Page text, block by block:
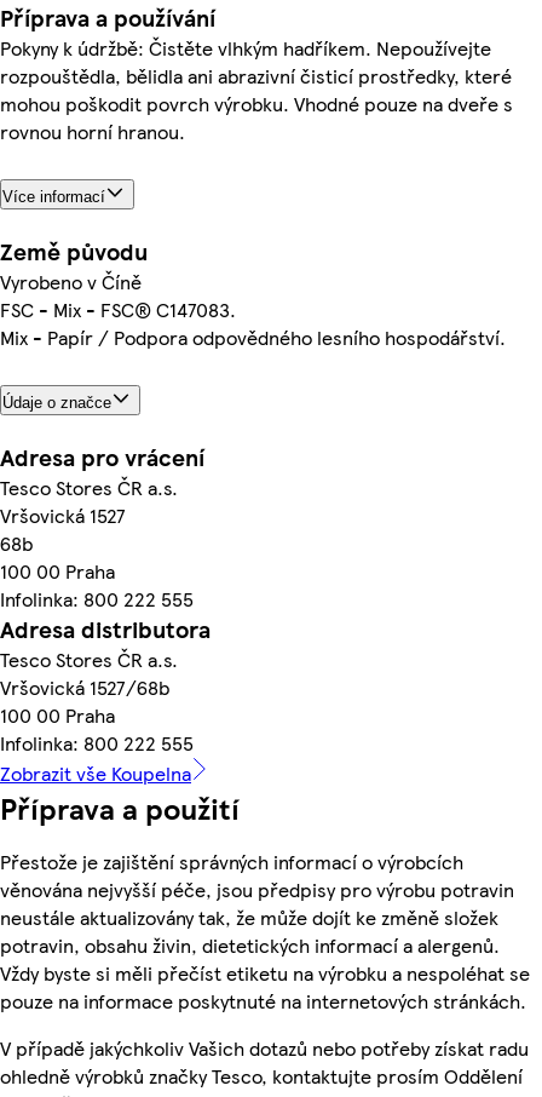
Příprava a používání
Pokyny k údržbě: Čistěte vlhkým hadříkem. Nepoužívejte
rozpouštědla, bělidla ani abrazivní čisticí prostředky, které
mohou poškodit povrch výrobku. Vhodné pouze na dveře s
rovnou horní hranou.
Více informací
Země původu
Vyrobeno v Číně
FSC - Mix - FSC® C147083.
Mix - Papír / Podpora odpovědného lesního hospodářství.
Údaje o značce
Adresa pro vrácení
Tesco Stores ČR a.s.
Vršovická 1527
68b
100 00 Praha
Infolinka: 800 222 555
Adresa distributora
Tesco Stores ČR a.s.
Vršovická 1527/68b
100 00 Praha
Infolinka: 800 222 555
Zobrazit vše Koupelna
Příprava a použití
Přestože je zajištění správných informací o výrobcích
věnována nejvyšší péče, jsou předpisy pro výrobu potravin
neustále aktualizovány tak, že může dojít ke změně složek
potravin, obsahu živin, dietetických informací a alergenů.
Vždy byste si měli přečíst etiketu na výrobku a nespoléhat se
pouze na informace poskytnuté na internetových stránkách.
V případě jakýchkoliv Vašich dotazů nebo potřeby získat radu
ohledně výrobků značky Tesco, kontaktujte prosím Oddělení